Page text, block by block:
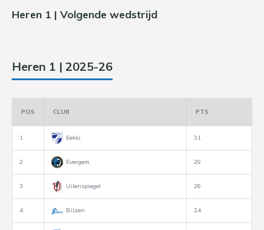
Heren 1 | Volgende wedstrijd
Heren 1 | 2025-26
POS CLUB PTS
1 Eeklo 31
2 Evergem 29
3 Uilenspiegel 26
4 Bilzen 24